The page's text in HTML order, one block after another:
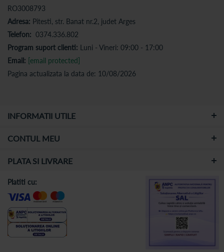
RO3008793
Adresa: Pitesti, str. Banat nr.2, judet Arges
Telefon: 0374.336.802
Program suport clienti: Luni - Vineri: 09:00 - 17:00
Email: [email protected]
Pagina actualizata la data de: 10/08/2026
INFORMATII UTILE
CONTUL MEU
PLATA SI LIVRARE
Platiti cu: